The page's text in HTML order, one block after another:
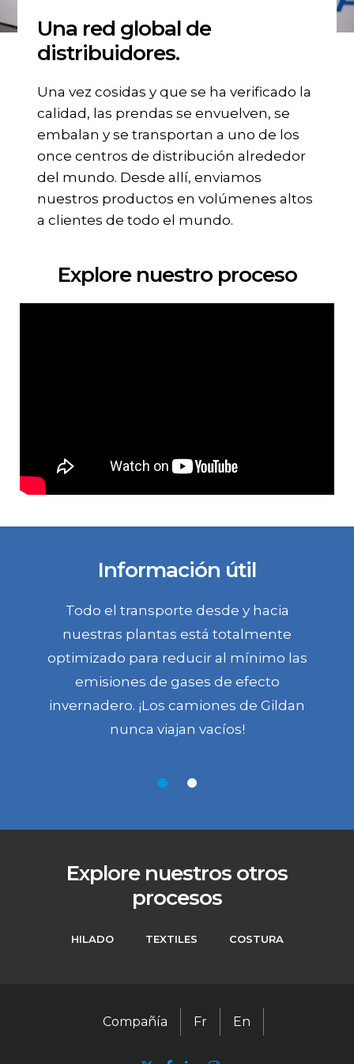
Gildan y HanesBrands pagina de
inicio
Una red global de
distribuidores.
Una vez cosidas y que se ha verificado la
calidad, las prendas se envuelven, se
embalan y se transportan a uno de los
once centros de distribución alrededor
del mundo. Desde allí, enviamos
nuestros productos en volúmenes altos
a clientes de todo el mundo.
Explore nuestro proceso
Información útil
Todo el transporte desde y hacia
nuestras plantas está totalmente
optimizado para reducir al mínimo las
emisiones de gases de efecto
invernadero. ¡Los camiones de Gildan
nunca viajan vacíos!
Explore nuestros otros
procesos
HILADO TEXTILES COSTURA
Compañía Fr En